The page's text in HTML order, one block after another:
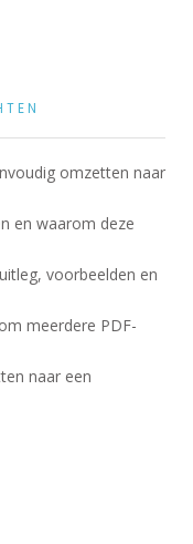
omzetten naar
en waarom deze
voorbeelden en
meerdere PDF-
naar een